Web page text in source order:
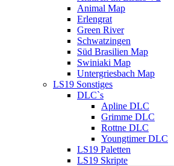
Animal Map
Erlengrat
Green River
Schwatzingen
Süd Brasilien Map
Swiniaki Map
Untergriesbach Map
LS19 Sonstiges
DLC`s
Apline DLC
Grimme DLC
Rottne DLC
Youngtimer DLC
LS19 Paletten
LS19 Skripte